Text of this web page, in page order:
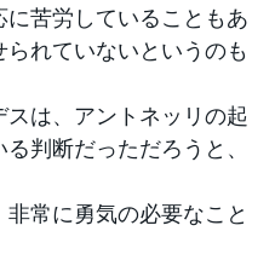
に苦労していることもあ
れていないというのも
は、アントネッリの起
判断だっただろうと、
非常に勇気の必要なこと